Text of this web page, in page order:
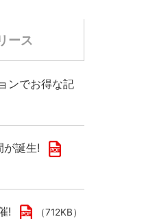
ース
ンでお得な記
が誕生!
! （712KB）